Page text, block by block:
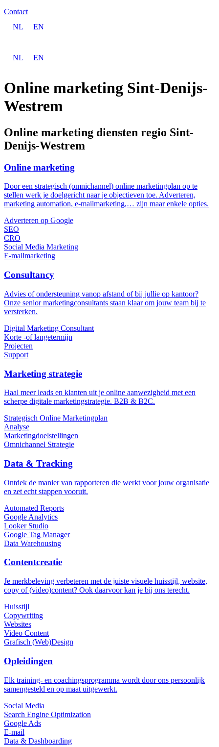
Contact
NL
EN
NL EN
Online marketing Sint-Denijs-
Westrem
Online marketing diensten regio Sint-
Denijs-Westrem
Online marketing
Door een strategisch (omnichannel) online marketingplan op te
stellen werk je doelgericht naar je objectieven toe. Adverteren,
marketing automation, e-mailmarketing,… zijn maar enkele opties.
Adverteren op Google
SEO
CRO
Social Media Marketing
E-mailmarketing
Consultancy
Advies of ondersteuning vanop afstand of bij jullie op kantoor?
Onze senior marketingconsultants staan klaar om jouw team bij te
versterken.
Digital Marketing Consultant
Korte -of langetermijn
Projecten
Support
Marketing strategie
Haal meer leads en klanten uit je online aanwezigheid met een
scherpe digitale marketingstrategie. B2B & B2C.
Strategisch Online Marketingplan
Analyse
Marketingdoelstellingen
Omnichannel Strategie
Data & Tracking
Ontdek de manier van rapporteren die werkt voor jouw organisatie
en zet echt stappen vooruit.
Automated Reports
Google Analytics
Looker Studio
Google Tag Manager
Data Warehousing
Contentcreatie
Je merkbeleving verbeteren met de juiste visuele huisstijl, website,
copy of (video)content? Ook daarvoor kan je bij ons terecht.
Huisstijl
Copywriting
Websites
Video Content
Grafisch (Web)Design
Opleidingen
Elk training- en coachingsprogramma wordt door ons persoonlijk
samengesteld en op maat uitgewerkt.
Social Media
Search Engine Optimization
Google Ads
E-mail
Data & Dashboarding